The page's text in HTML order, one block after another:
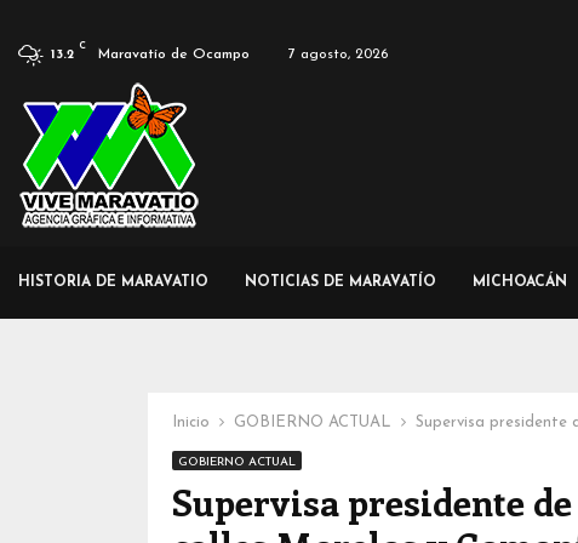
13.2
C
Maravatío de Ocampo 7 agosto, 2026
HISTORIA DE MARAVATIO NOTICIAS DE MARAVATÍO MICHOACÁN
Inicio GOBIERNO ACTUAL Supervisa
GOBIERNO ACTUAL
Supervisa presidente